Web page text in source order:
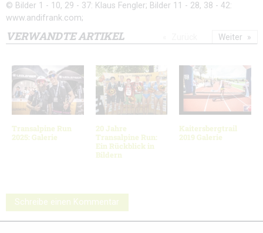
© Bilder 1 - 10, 29 - 37: Klaus Fengler; Bilder 11 - 28, 38 - 42:
www.andifrank.com;
VERWANDTE ARTIKEL
Transalpine Run
2025: Galerie
20 Jahre
Transalpine Run:
Ein Rückblick in
Bildern
Kaitersbergtrail
2019 Galerie
Weiter
Schreibe einen Kommentar